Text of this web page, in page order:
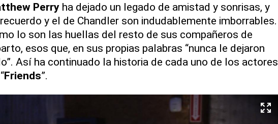
Perryha dejado un legado de amistad y sonrisas, y
y el de Chandler son indudablemente imborrables.
lo son las huellas del resto de sus compañeros de
esos que, en sus propias palabras “nunca le dejaron
Así ha continuado la historia de cada uno de los actores
Friends”.